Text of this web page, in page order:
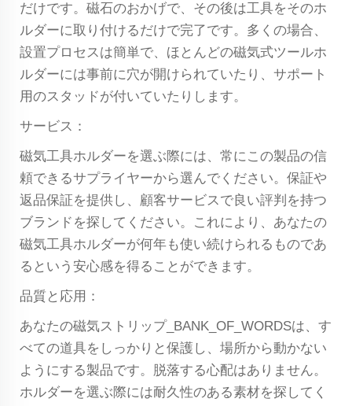
だけです。磁石のおかげで、その後は工具をそのホ
ルダーに取り付けるだけで完了です。多くの場合、
設置プロセスは簡単で、ほとんどの磁気式ツールホ
ルダーには事前に穴が開けられていたり、サポート
用のスタッドが付いていたりします。
サービス：
磁気工具ホルダーを選ぶ際には、常にこの製品の信
頼できるサプライヤーから選んでください。保証や
返品保証を提供し、顧客サービスで良い評判を持つ
ブランドを探してください。これにより、あなたの
磁気工具ホルダーが何年も使い続けられるものであ
るという安心感を得ることができます。
品質と応用：
あなたの磁気ストリップ_BANK_OF_WORDSは、す
べての道具をしっかりと保護し、場所から動かない
ようにする製品です。脱落する心配はありません。
ホルダーを選ぶ際には耐久性のある素材を探してく